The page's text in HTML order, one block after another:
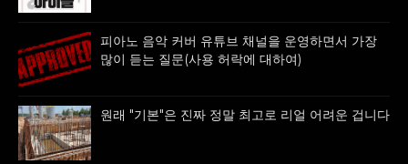
피아노 음악 커버 유튜브 채널을 운영하면서 가장
많이 듣는 질문(사용 허락에 대하여)
원래 "기본"은 진짜 정말 최고로 리얼 어려운 겁니다